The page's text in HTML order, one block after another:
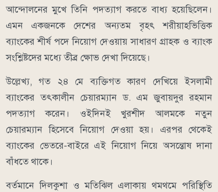
আন্দোলনের মুখে তিনি পদত্যাগ করতে বাধ্য হয়েছিলেন।
এমন একজনকে দেশের অন্যতম বৃহৎ শরীয়াহভিত্তিক
ব্যাংকের শীর্ষ পদে নিয়োগ দেওয়ায় সাধারণ গ্রাহক ও ব্যাংক
সংশ্লিষ্টদের মধ্যে তীব্র ক্ষোভ দেখা দিয়েছে।
উল্লেখ্য, গত ২৪ মে ব্যক্তিগত কারণ দেখিয়ে ইসলামী
ব্যাংকের তৎকালীন চেয়ারম্যান ড. এম জুবায়দুর রহমান
পদত্যাগ করেন। ওইদিনই খুরশীদ আলমকে নতুন
চেয়ারম্যান হিসেবে নিয়োগ দেওয়া হয়। এরপর থেকেই
ব্যাংকের ভেতরে-বাইরে এই নিয়োগ নিয়ে অসন্তোষ দানা
বাঁধতে থাকে।
বর্তমানে দিলকুশা ও মতিঝিল এলাকায় থমথমে পরিস্থিতি